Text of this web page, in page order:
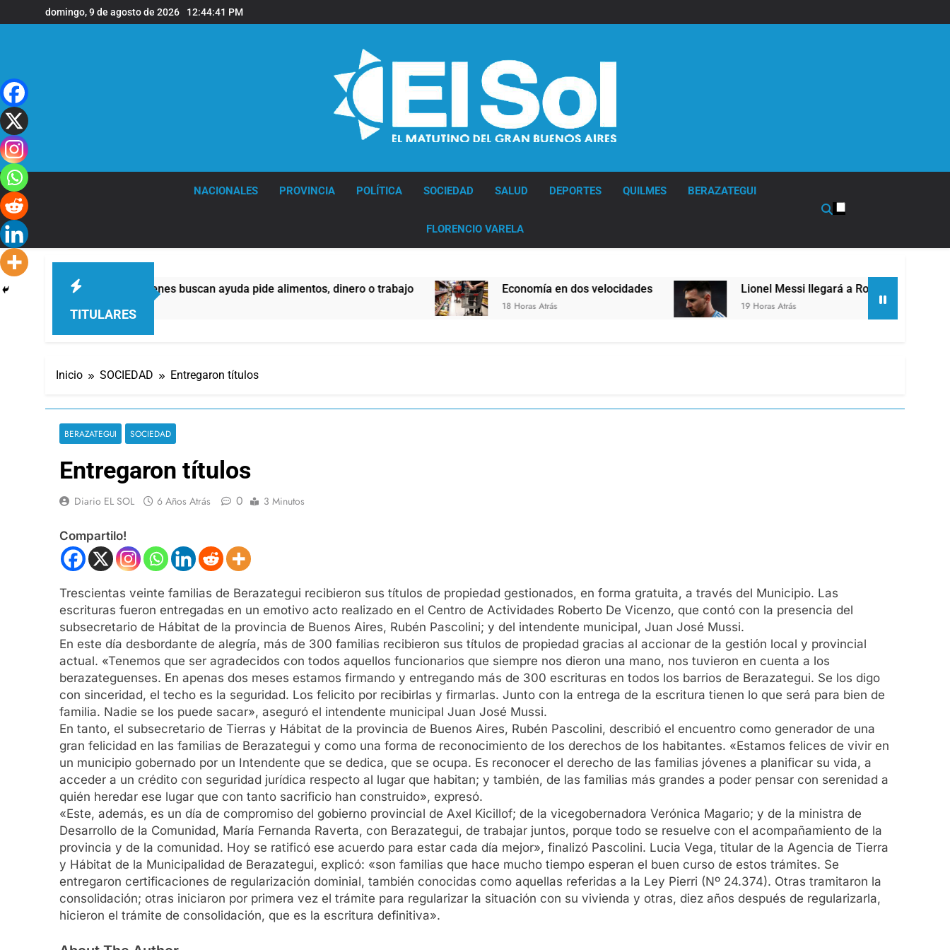
al
domingo, 9 de agosto de 2026 12:44:42 PM
NACIONALES PROVINCIA POLÍTICA SOCIEDAD SALUD DEPORTES QUILMES BERAZATEGUI
FLORENCIO VARELA
TITULARES
casi la mitad de quienes buscan ayuda pide alimentos, dinero o trabajo Economía en dos velocidades
18 Horas Atrás
Lionel Messi llegará a Rosario para despedir a
19 Horas Atrás
Inicio SOCIEDAD Entregaron títulos
BERAZATEGUI SOCIEDAD
Entregaron títulos
Diario EL SOL 6 Años Atrás 0 3 Minutos
Compartilo!
Trescientas veinte familias de Berazategui recibieron sus títulos de propiedad gestionados, en forma gratuita, a través del Municipio. Las
escrituras fueron entregadas en un emotivo acto realizado en el Centro de Actividades Roberto De Vicenzo, que contó con la presencia del
subsecretario de Hábitat de la provincia de Buenos Aires, Rubén Pascolini; y del intendente municipal, Juan José Mussi.
En este día desbordante de alegría, más de 300 familias recibieron sus títulos de propiedad gracias al accionar de la gestión local y provincial
actual. «Tenemos que ser agradecidos con todos aquellos funcionarios que siempre nos dieron una mano, nos tuvieron en cuenta a los
berazateguenses. En apenas dos meses estamos firmando y entregando más de 300 escrituras en todos los barrios de Berazategui. Se los digo
con sinceridad, el techo es la seguridad. Los felicito por recibirlas y firmarlas. Junto con la entrega de la escritura tienen lo que será para bien de
familia. Nadie se los puede sacar», aseguró el intendente municipal Juan José Mussi.
En tanto, el subsecretario de Tierras y Hábitat de la provincia de Buenos Aires, Rubén Pascolini, describió el encuentro como generador de una
gran felicidad en las familias de Berazategui y como una forma de reconocimiento de los derechos de los habitantes. «Estamos felices de vivir en
un municipio gobernado por un Intendente que se dedica, que se ocupa. Es reconocer el derecho de las familias jóvenes a planificar su vida, a
acceder a un crédito con seguridad jurídica respecto al lugar que habitan; y también, de las familias más grandes a poder pensar con serenidad a
quién heredar ese lugar que con tanto sacrificio han construido», expresó.
«Este, además, es un día de compromiso del gobierno provincial de Axel Kicillof; de la vicegobernadora Verónica Magario; y de la ministra de
Desarrollo de la Comunidad, María Fernanda Raverta, con Berazategui, de trabajar juntos, porque todo se resuelve con el acompañamiento de la
provincia y de la comunidad. Hoy se ratificó ese acuerdo para estar cada día mejor», finalizó Pascolini. Lucia Vega, titular de la Agencia de Tierra
y Hábitat de la Municipalidad de Berazategui, explicó: «son familias que hace mucho tiempo esperan el buen curso de estos trámites. Se
entregaron certificaciones de regularización dominial, también conocidas como aquellas referidas a la Ley Pierri (Nº 24.374). Otras tramitaron la
consolidación; otras iniciaron por primera vez el trámite para regularizar la situación con su vivienda y otras, diez años después de regularizarla,
hicieron el trámite de consolidación, que es la escritura definitiva».